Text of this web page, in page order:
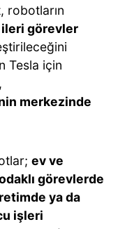
robotların
görevler
Tesla için
merkezinde
ev ve
görevlerde
ya da
işleri